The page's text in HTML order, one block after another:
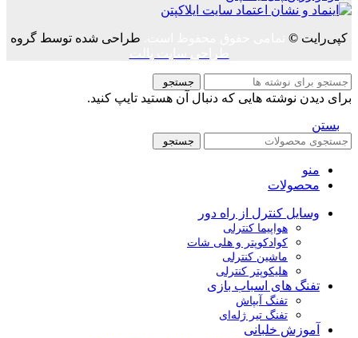
کپی‌رایت ©
طراحی شده توسط گروه
جستجو
برای دیدن نوشته هایی که دنبال آن هستید تایپ کنید.
بستن
جستجو
منو
محصولات
وسایل کنترل از راه دور
هواپیما کنترلی
کوادکوپتر و هلی شات
ماشین کنترلی
هلیکوپتر کنترلی
تفنگ های اسباب بازی
تفنگ آبپاش
تفنگ تیر ژله‌ای
آموزش خلبانی